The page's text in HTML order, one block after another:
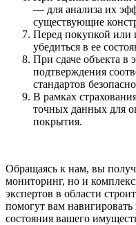
— для анализа их
существующие
Перед покупкой
убедиться в ее
При сдаче объекта
подтверждения
стандартов
В рамках
точных данных для
покрытия.
Обращаясь к нам, вы
мониторинг, но и
экспертов в области
помогут вам навигировать
состояния вашего